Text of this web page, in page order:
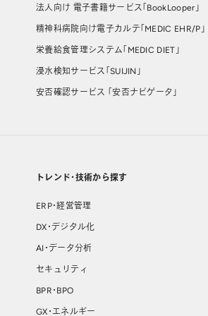
法人向け 電子書籍サービス「BookLooper」
精神科病院向け電子カルテ「MEDIC EHR/P」
栄養給食管理システム「MEDIC DIET」
浸水検知サービス「SUIJIN」
安否確認サービス 「安否ナビゲータ」
トレンド・技術から探す
ERP・経営管理
DX・デジタル化
AI・データ分析
セキュリティ
BPR・BPO
GX・エネルギー